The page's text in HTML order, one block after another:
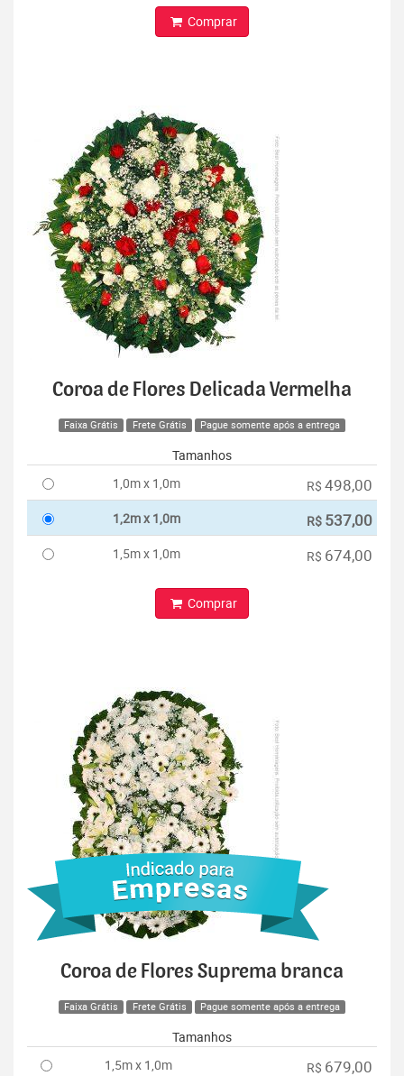
Comprar
Coroa de Flores Delicada Vermelha
Faixa Grátis Frete Grátis Pague somente após a entrega
Tamanhos
1,0m x 1,0m
R$ 498,00
1,2m x 1,0m R$ 537,00
1,5m x 1,0m R$ 674,00
Comprar
Coroa de Flores Suprema branca
Faixa Grátis Frete Grátis Pague somente após a entrega
Tamanhos
1,5m x 1,0m
R$ 679,00